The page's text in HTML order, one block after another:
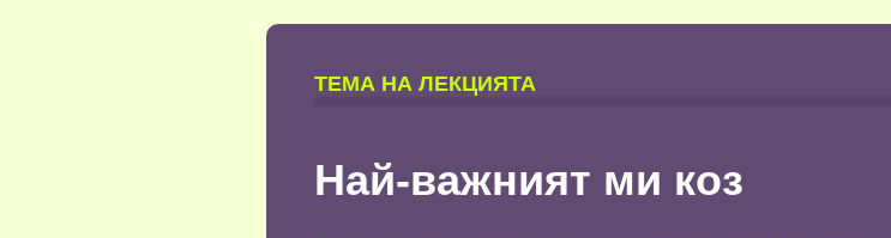
TЕМА НА ЛЕКЦИЯТА
Най-важният ми коз